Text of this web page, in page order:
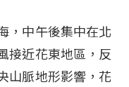
，中午後集中在北
接近花東地區，反
山脈地形影響，花